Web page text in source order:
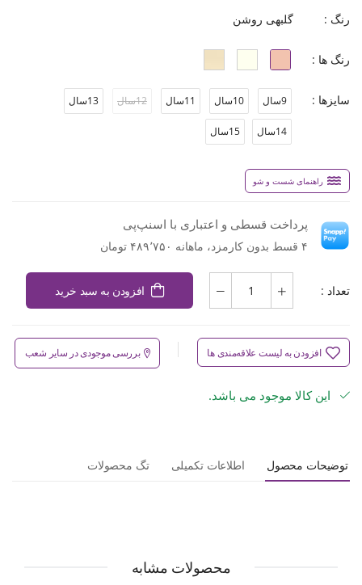
رنگ : گلبهی روشن
رنگ ها :
سایزها : 9سال 10سال 11سال 12سال 13سال
14سال 15سال
راهنمای شست و شو
پرداخت قسطی و اعتباری با اسنپ‌پی
۴ قسط بدون کارمزد، ماهانه ۴۸۹٬۷۵۰ تومان
تعداد : افزودن به سبد خرید
افزودن به لیست علاقه‌مندی ها بررسی موجودی در سایر شعب
این کالا موجود می باشد.
توضیحات محصول اطلاعات تکمیلی تگ محصولات
محصولات مشابه